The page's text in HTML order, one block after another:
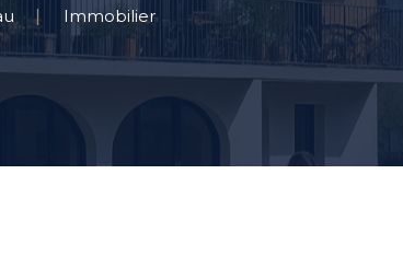
Immobilier